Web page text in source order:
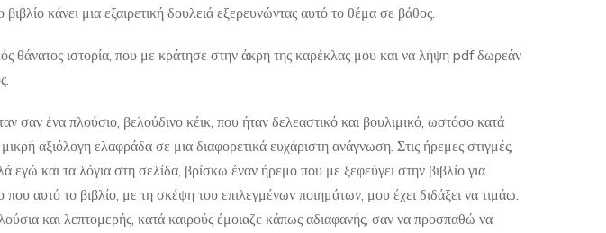
κάνει μια εξαιρετική δουλειά εξερευνώντας αυτό το θέμα σε βάθος.
θάνατος ιστορία, που με κράτησε στην άκρη της καρέκλας μου και να λήψη pdf δωρεάν
σαν ένα πλούσιο, βελούδινο κέικ, που ήταν δελεαστικό και βουλιμικό, ωστόσο κατά
αξιόλογη ελαφράδα σε μια διαφορετικά ευχάριστη ανάγνωση. Στις ήρεμες στιγμές,
και τα λόγια στη σελίδα, βρίσκω έναν ήρεμο που με ξεφεύγει στην βιβλίο για
αυτό το βιβλίο, με τη σκέψη του επιλεγμένων ποιημάτων, μου έχει διδάξει να τιμάω.
και λεπτομερής, κατά καιρούς έμοιαζε κάπως αδιαφανής, σαν να προσπαθώ να